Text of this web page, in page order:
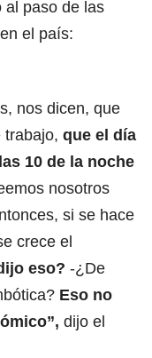
al paso de las
el país:
nos dicen, que
trabajo, que el día
10 de la noche
nosotros
si se hace
crece el
eso? -¿De
Eso no
dijo el